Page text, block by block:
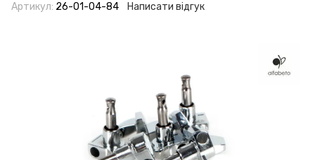
Артикул: 26-01-04-84 Написати відгук